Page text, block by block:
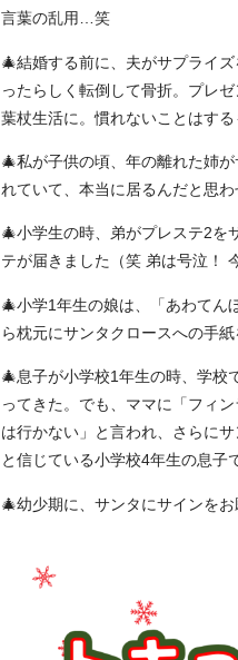
言葉の乱用…笑
🎄結婚する前に、夫がサプライ
ったらしく転倒して骨折。プレ
葉杖生活に。慣れないことはす
🎄私が子供の頃、年の離れた姉
れていて、本当に居るんだと思わ
🎄小学生の時、弟がプレステ2を
テが届きました（笑 弟は号泣！
🎄小学1年生の娘は、「あわてん
ら枕元にサンタクロースへの手
🎄息子が小学校1年生の時、学校
ってきた。でも、ママに「フィ
は行かない」と言われ、さらに
と信じている小学校4年生の息子
🎄幼少期に、サンタにサインを